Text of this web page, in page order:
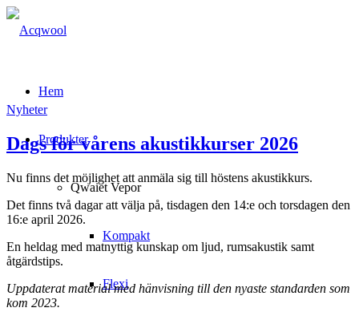
Hem
Produkter
Qwaiet Vepor
Kompakt
Flexi
Nyheter
Dags för vårens akustikkurser 2026
Nu finns det möjlighet att anmäla sig till höstens akustikkurs.
Det finns två dagar att välja på, tisdagen den 14:e och torsdagen den
16:e april 2026.
En heldag med matnyttig kunskap om ljud, rumsakustik samt
åtgärdstips.
Uppdaterat material med hänvisning till den nyaste standarden som
kom 2023.